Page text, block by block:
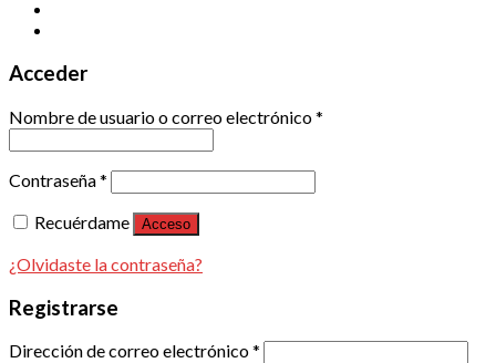
Acceder
Nombre de usuario o correo electrónico*
Contraseña*
Recuérdame
Acceso
¿Olvidaste la contraseña?
Registrarse
Dirección de correo electrónico*